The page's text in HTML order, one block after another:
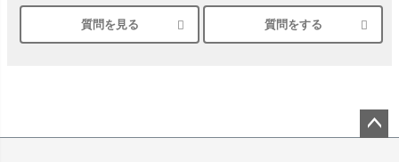
シルバーペーパーにEPSON EP-30VAで印刷するときの設定
は？
塩ビのロール紙で離型紙が透明の商品はありますか
質問を見る 質問をする